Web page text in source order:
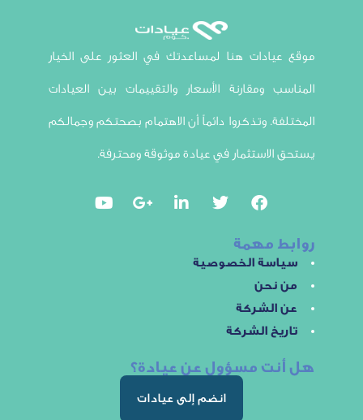
هنا لمساعدتك في العثور على الخيار
ومقارنة الأسعار والتقييمات بين العيادات
وتذكروا دائماً أن الاهتمام بصحتكم وجمالكم
في عيادة موثوقة ومحترفة.
الخصوصية
الشركة
مسؤول عن عيادة؟
انضم إلى عيادات